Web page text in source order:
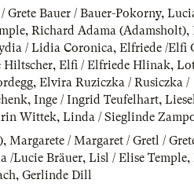
Grete Bauer / Bauer-Pokorny,
, Richard Adama (Adamsholt),
/ Lidia Coronica, Elfriede /Elfi
Hiltscher, Elfi / Elfriede Hlinak,
, Elvira Ruziczka / Rusiczka /
, Inge / Ingrid Teufelhart,
Wittek, Linda / Sieglinde
, Margarete / Margaret / Gretl /
/Lucie Bräuer, Lisl / Elise Temple,
, Gerlinde Dill